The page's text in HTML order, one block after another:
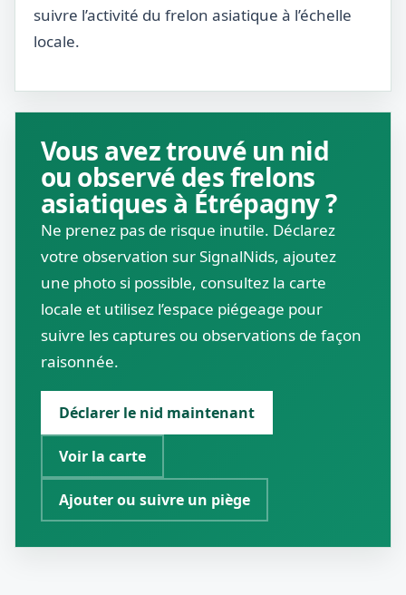
suivre l’activité du frelon asiatique à l’échelle
locale.
Vous avez trouvé un nid
ou observé des frelons
asiatiques à Étrépagny ?
Ne prenez pas de risque inutile. Déclarez
votre observation sur SignalNids, ajoutez
une photo si possible, consultez la carte
locale et utilisez l’espace piégeage pour
suivre les captures ou observations de façon
raisonnée.
Déclarer le nid maintenant
Voir la carte
Ajouter ou suivre un piège